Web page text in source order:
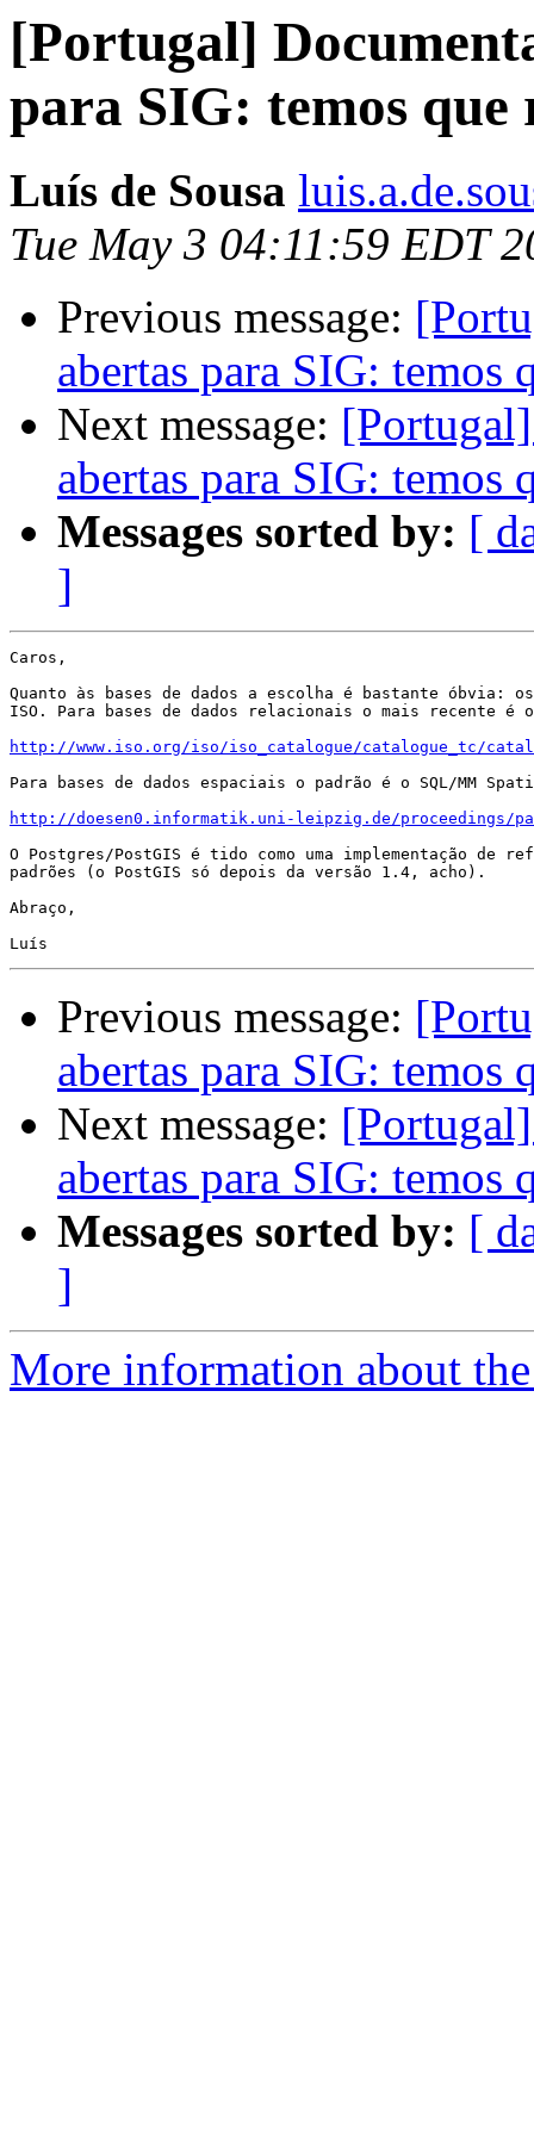
[Portugal]
para SIG: temos que
Luís de Sousa
Tue May 3 04:11:59 EDT
Previous message:
abertas para SIG: temos
Next message:
abertas para SIG: temos
Messages sorted by: [
]
Caros,
Quanto às bases de dados a escolha é bastante óbvia: os
ISO. Para bases de dados relacionais o mais recente é o
http://www.iso.org/iso/iso_catalogue/catalogue_tc/
Para bases de dados espaciais o padrão é o SQL/MM
http://doesen0.informatik.uni-leipzig.de/proceedings/
O Postgres/PostGIS é tido como uma implementação de
padrões (o PostGIS só depois da versão 1.4, acho).
Abraço,
Previous message:
abertas para SIG: temos
Next message:
abertas para SIG: temos
Messages sorted by: [
]
More information about